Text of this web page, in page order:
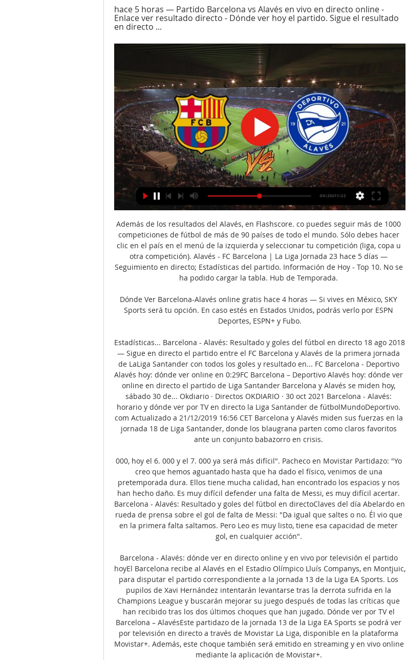
hace 5 horas — Partido Barcelona vs Alavés en vivo en directo online -
Enlace ver resultado directo - Dónde ver hoy el partido. Sigue el resultado
en directo ...
Además de los resultados del Alavés, en Flashscore. co puedes seguir más de 1000
competiciones de fútbol de más de 90 países de todo el mundo. Sólo debes hacer
clic en el país en el menú de la izquierda y seleccionar tu competición (liga, copa u
otra competición). Alavés - FC Barcelona | La Liga Jornada 23 hace 5 días —
Seguimiento en directo; Estadísticas del partido. Información de Hoy - Top 10. No se
ha podido cargar la tabla. Hub de Temporada.
Dónde Ver Barcelona-Alavés online gratis hace 4 horas — Si vives en México, SKY
Sports será tu opción. En caso estés en Estados Unidos, podrás verlo por ESPN
Deportes, ESPN+ y Fubo.
Estadísticas... Barcelona - Alavés: Resultado y goles del fútbol en directo 18 ago 2018
— Sigue en directo el partido entre el FC Barcelona y Alavés de la primera jornada
de LaLiga Santander con todos los goles y resultado en... FC Barcelona - Deportivo
Alavés hoy: dónde ver online en 0:29FC Barcelona – Deportivo Alavés hoy: dónde ver
online en directo el partido de Liga Santander Barcelona y Alavés se miden hoy,
sábado 30 de... Okdiario · Directos OKDIARIO · 30 oct 2021 Barcelona - Alavés:
horario y dónde ver por TV en directo la Liga Santander de fútbolMundoDeportivo.
com Actualizado a 21/12/2019 16:56 CET Barcelona y Alavés miden sus fuerzas en la
jornada 18 de Liga Santander, donde los blaugrana parten como claros favoritos
ante un conjunto babazorro en crisis.
000, hoy el 6. 000 y el 7. 000 ya será más difícil". Pacheco en Movistar Partidazo: "Yo
creo que hemos aguantado hasta que ha dado el físico, venimos de una
pretemporada dura. Ellos tiene mucha calidad, han encontrado los espacios y nos
han hecho daño. Es muy difícil defender una falta de Messi, es muy difícil acertar.
Barcelona - Alavés: Resultado y goles del fútbol en directoClaves del día Abelardo en
rueda de prensa sobre el gol de falta de Messi: "Da igual que saltes o no. Él vio que
en la primera falta saltamos. Pero Leo es muy listo, tiene esa capacidad de meter
gol, en cualquier acción".
Barcelona - Alavés: dónde ver en directo online y en vivo por televisión el partido
hoyEl Barcelona recibe al Alavés en el Estadio Olímpico Lluís Companys, en Montjuic,
para disputar el partido correspondiente a la jornada 13 de la Liga EA Sports. Los
pupilos de Xavi Hernández intentarán levantarse tras la derrota sufrida en la
Champions League y buscarán mejorar su juego después de todas las críticas que
han recibido tras los dos últimos choques que han jugado. Dónde ver por TV el
Barcelona – AlavésEste partidazo de la jornada 13 de la Liga EA Sports se podrá ver
por televisión en directo a través de Movistar La Liga, disponible en la plataforma
Movistar+. Además, este choque también será emitido en streaming y en vivo online
mediante la aplicación de Movistar+.